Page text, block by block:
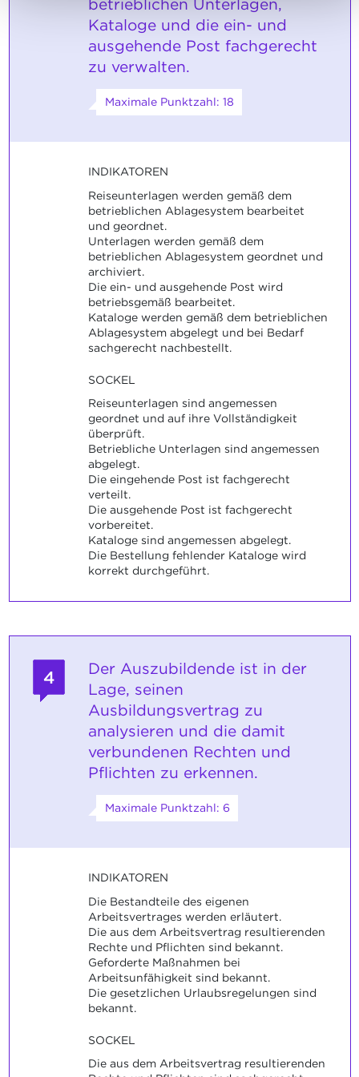
betrieblichen Unterlagen,
Kataloge und die ein- und
ausgehende Post fachgerecht
zu verwalten.
Maximale Punktzahl: 18
INDIKATOREN
Reiseunterlagen werden gemäß dem
betrieblichen Ablagesystem bearbeitet
und geordnet.
Unterlagen werden gemäß dem
betrieblichen Ablagesystem geordnet und
archiviert.
Die ein- und ausgehende Post wird
betriebsgemäß bearbeitet.
Kataloge werden gemäß dem betrieblichen
Ablagesystem abgelegt und bei Bedarf
sachgerecht nachbestellt.
SOCKEL
Reiseunterlagen sind angemessen
geordnet und auf ihre Vollständigkeit
überprüft.
Betriebliche Unterlagen sind angemessen
abgelegt.
Die eingehende Post ist fachgerecht
verteilt.
Die ausgehende Post ist fachgerecht
vorbereitet.
Kataloge sind angemessen abgelegt.
Die Bestellung fehlender Kataloge wird
korrekt durchgeführt.
4
Der Auszubildende ist in der
Lage, seinen
Ausbildungsvertrag zu
analysieren und die damit
verbundenen Rechten und
Pflichten zu erkennen.
Maximale Punktzahl: 6
INDIKATOREN
Die Bestandteile des eigenen
Arbeitsvertrages werden erläutert.
Die aus dem Arbeitsvertrag resultierenden
Rechte und Pflichten sind bekannt.
Geforderte Maßnahmen bei
Arbeitsunfähigkeit sind bekannt.
Die gesetzlichen Urlaubsregelungen sind
bekannt.
SOCKEL
Die aus dem Arbeitsvertrag resultierenden